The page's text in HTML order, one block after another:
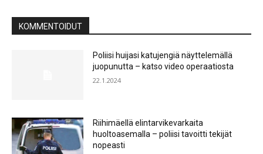
KOMMENTOIDUT
Poliisi huijasi katujengiä näyttelemällä
juopunutta – katso video operaatiosta
22.1.2024
Riihimäellä elintarvikevarkaita
huoltoasemalla – poliisi tavoitti tekijät
nopeasti